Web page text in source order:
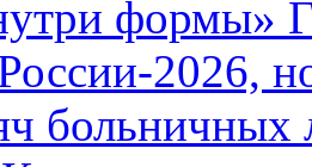
формы»
2026,
больничных